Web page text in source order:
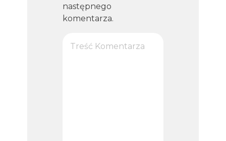
następnego
komentarza.